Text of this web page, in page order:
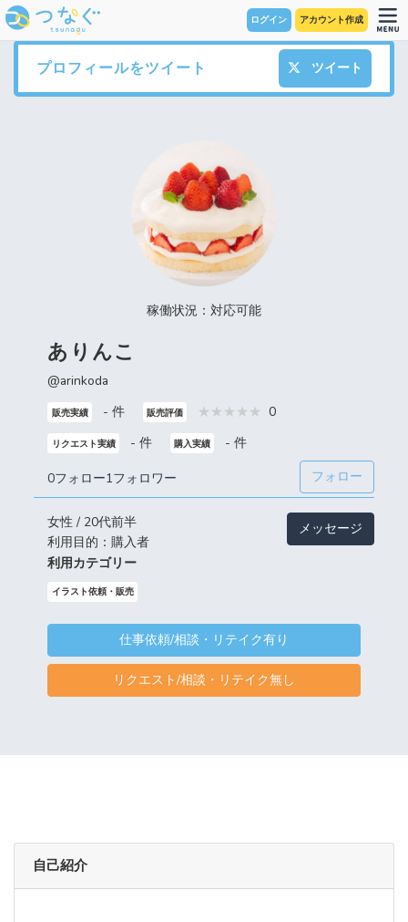
ログイン アカウント作成
プロフィールをツイート ツイート
稼働状況：対応可能
ありんこ
@arinkoda
販売実績 - 件 販売評価 0
リクエスト実績 - 件 購入実績 - 件
0フォロー1フォロワー フォロー
女性 / 20代前半
利用目的：購入者
メッセージ
利用カテゴリー
イラスト依頼・販売
仕事依頼/相談・リテイク有り
リクエスト/相談・リテイク無し
自己紹介